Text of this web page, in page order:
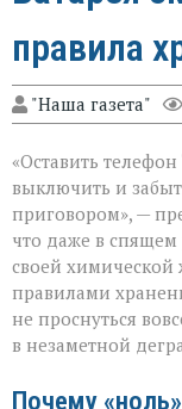
правила
"Наша газета"
«Оставить
выключить и
приговором», —
что даже в
своей
правилами
не проснуться
в незаметной
Почему